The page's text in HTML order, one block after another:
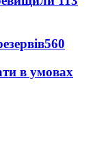
560
в умовах